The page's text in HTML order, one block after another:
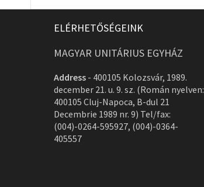
ELÉRHETŐSÉGEINK
MAGYAR UNITÁRIUS EGYHÁZ
Address - 400105 Kolozsvár, 1989.
december 21. u. 9. sz. (Román nyelven:
400105 Cluj-Napoca, B-dul 21
Decembrie 1989 nr. 9) Tel/fax:
(004)-0264-595927, (004)-0364-
405557